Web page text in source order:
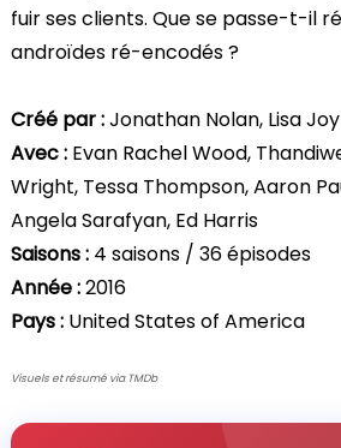
fuir ses clients. Que se passe-t-il
androïdes ré-encodés ?
Créé par :Jonathan Nolan, Lisa Joy
Avec : Evan Rachel Wood,
Wright, Tessa Thompson, Aaron
Angela Sarafyan, Ed Harris
Saisons : 4 saisons / 36 épisodes
Année :2016
Pays : United States of America
Visuels et résumé via TMDb